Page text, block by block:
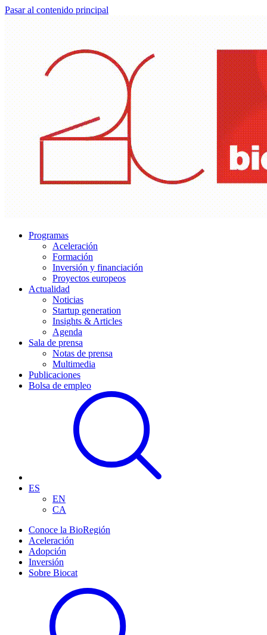
Pasar al contenido principal
Programas
Aceleración
Formación
Inversión y financiación
Proyectos europeos
Actualidad
Noticias
Startup generation
Insights & Articles
Agenda
Sala de prensa
Notas de prensa
Multimedia
Publicaciones
Bolsa de empleo
ES
EN
CA
Conoce la BioRegión
Aceleración
Adopción
Inversión
Sobre Biocat